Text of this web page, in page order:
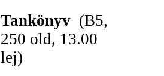
Tankönyv (B5,
250 old, 13.00
lej)